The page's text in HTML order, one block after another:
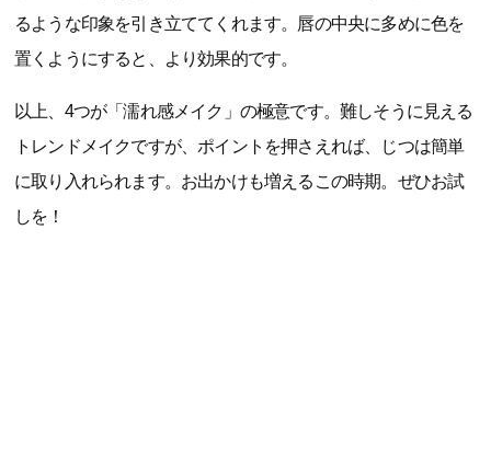
るような印象を引き立ててくれます。唇の中央に多めに色を
置くようにすると、より効果的です。
以上、4つが「濡れ感メイク」の極意です。難しそうに見える
トレンドメイクですが、ポイントを押さえれば、じつは簡単
に取り入れられます。お出かけも増えるこの時期。ぜひお試
しを！